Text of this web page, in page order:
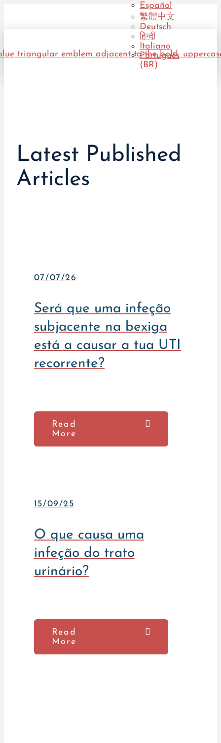
Español
繁體中文
Deutsch
हिन्दी
Italiano
Português
(BR)
Latest Published
Articles
07/07/26
Será que uma infeção
subjacente na bexiga
está a causar a tua UTI
recorrente?
Read
More
15/09/25
O que causa uma
infeção do trato
urinário?
Read
More